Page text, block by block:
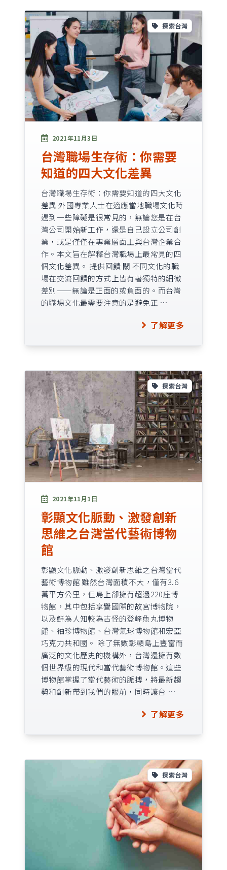
探索台灣
2021年11月3日
台灣職場生存術：你需要
知道的四大文化差異
台灣職場生存術：你需要知道的四大文化
差異 外國專業人士在適應當地職場文化時
遇到一些障礙是很常見的，無論您是在台
灣公司開始新工作，還是自己設立公司創
業，或是僅僅在專業層面上與台灣企業合
作。本文旨在解釋台灣職場上最常見的四
個文化差異。 提供回饋 關 不同文化的職
場在交流回饋的方式上皆有著獨特的細微
差別——無論是正面的或負面的。而台灣
的職場文化最需要注意的是避免正 …
了解更多
探索台灣
2021年11月1日
彰顯文化脈動、激發創新
思維之台灣當代藝術博物
館
彰顯文化脈動、激發創新思維之台灣當代
藝術博物館 雖然台灣面積不大，僅有3.6
萬平方公里，但島上卻擁有超過220座博
物館，其中包括享譽國際的故宮博物院，
以及鮮為人知較為古怪的登峰魚丸博物
館、袖珍博物館、台灣氣球博物館和宏亞
巧克力共和國。 除了無數彰顯島上豐富而
廣泛的文化歷史的機構外，台灣還擁有數
個世界級的現代和當代藝術博物館。這些
博物館掌握了當代藝術的脈搏，將最新趨
勢和創新帶到我們的眼前，同時讓台 …
了解更多
探索台灣